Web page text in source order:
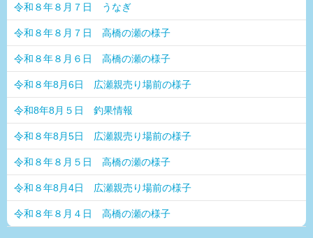
令和８年８月７日 うなぎ
令和８年８月７日 高橋の瀬の様子
令和８年８月６日 高橋の瀬の様子
令和８年8月6日 広瀬親売り場前の様子
令和8年8月５日 釣果情報
令和８年8月5日 広瀬親売り場前の様子
令和８年８月５日 高橋の瀬の様子
令和８年8月4日 広瀬親売り場前の様子
令和８年８月４日 高橋の瀬の様子